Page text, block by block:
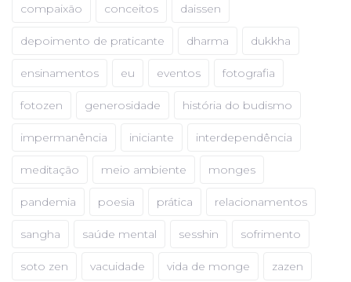
compaixão conceitos daissen
depoimento de praticante dharma dukkha
ensinamentos eu eventos fotografia
fotozen generosidade história do budismo
impermanência iniciante interdependência
meditação meio ambiente monges
pandemia poesia prática relacionamentos
sangha saúde mental sesshin sofrimento
soto zen vacuidade vida de monge zazen